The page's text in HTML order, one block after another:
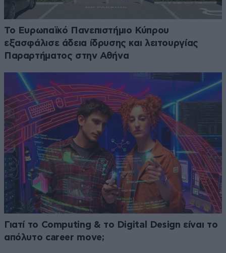
Το Ευρωπαϊκό Πανεπιστήμιο Κύπρου
εξασφάλισε άδεια ίδρυσης και λειτουργίας
Παραρτήματος στην Αθήνα
Γιατί το Computing & το Digital Design είναι το
απόλυτο career move;